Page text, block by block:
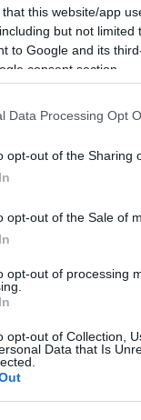
that this website/app
but not
to Google and its
consent section.
Data Processing Opt
opt-out of the Sharing
opt-out of the Sale of
opt-out of processing
opt-out of Collection,
Data that Is